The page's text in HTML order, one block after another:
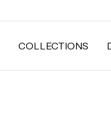
COLLECTIONS